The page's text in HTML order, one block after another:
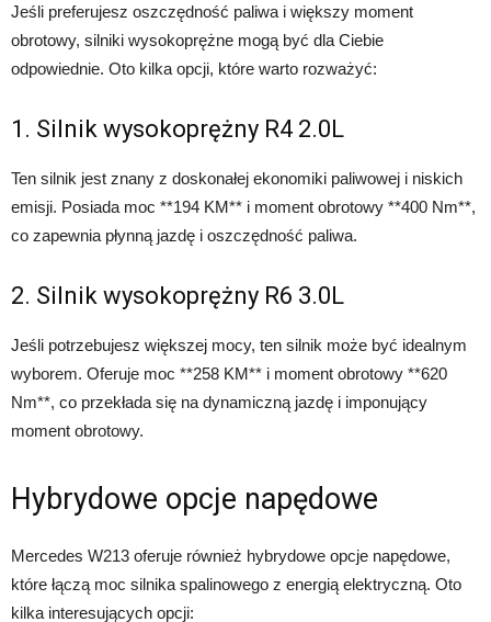
Jeśli preferujesz oszczędność paliwa i większy moment
obrotowy, silniki wysokoprężne mogą być dla Ciebie
odpowiednie. Oto kilka opcji, które warto rozważyć:
1. Silnik wysokoprężny R4 2.0L
Ten silnik jest znany z doskonałej ekonomiki paliwowej i niskich
emisji. Posiada moc **194 KM** i moment obrotowy **400 Nm**,
co zapewnia płynną jazdę i oszczędność paliwa.
2. Silnik wysokoprężny R6 3.0L
Jeśli potrzebujesz większej mocy, ten silnik może być idealnym
wyborem. Oferuje moc **258 KM** i moment obrotowy **620
Nm**, co przekłada się na dynamiczną jazdę i imponujący
moment obrotowy.
Hybrydowe opcje napędowe
Mercedes W213 oferuje również hybrydowe opcje napędowe,
które łączą moc silnika spalinowego z energią elektryczną. Oto
kilka interesujących opcji: